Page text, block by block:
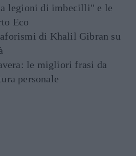
legioni di imbecilli" e le
Eco
di Khalil Gibran su
le migliori frasi da
personale